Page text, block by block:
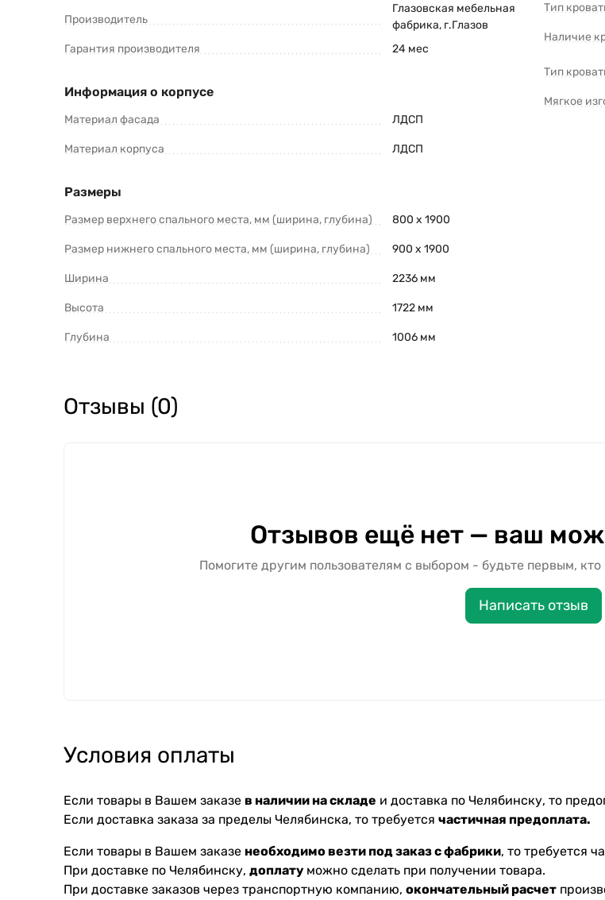
Производитель
Глазовская мебельная
фабрика, г.Глазов
Гарантия производителя
24 мес
Информация о корпусе
Материал фасада ЛДСП
Материал корпуса ЛДСП
Размеры
Размер верхнего спального места, мм (ширина, глубина) 800 х 1900
Размер нижнего спального места, мм (ширина, глубина) 900 х 1900
Ширина 2236 мм
Высота 1722 мм
Глубина 1006 мм
Тип
Наличие
Тип
Мягкое
Отзывы (0)
Отзывов ещё нет — ваш
Помогите другим пользователям с выбором - будьте первым,
Написать отзыв
Условия оплаты
Если товары в Вашем заказе в наличии на складе и доставка по Челябинску, то
Если доставка заказа за пределы Челябинска, то требуется частичная предоплата.
Если товары в Вашем заказе необходимо везти под заказ с фабрики, то требуется
При доставке по Челябинску, доплату можно сделать при получении товара.
При доставке заказов через транспортную компанию, окончательный расчет